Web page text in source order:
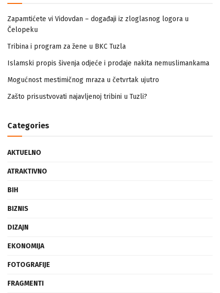
Zapamtićete vi Vidovdan – događaji iz zloglasnog logora u
Čelopeku
Tribina i program za žene u BKC Tuzla
Islamski propis šivenja odjeće i prodaje nakita nemuslimankama
Mogućnost mestimičnog mraza u četvrtak ujutro
Zašto prisustvovati najavljenoj tribini u Tuzli?
Categories
AKTUELNO
ATRAKTIVNO
BIH
BIZNIS
DIZAJN
EKONOMIJA
FOTOGRAFIJE
FRAGMENTI